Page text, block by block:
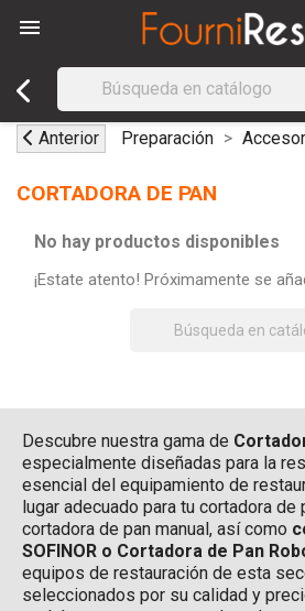

Anterior Preparación
CORTADORA DE PAN
No hay productos disponibles
¡Estate atento! Próximamente se
Descubre nuestra gama de
especialmente diseñadas para la
esencial del equipamiento de
lugar adecuado para tu cortadora de
cortadora de pan manual, así como
SOFINOR o Cortadora de Pan
equipos de restauración de esta
seleccionados por su calidad y